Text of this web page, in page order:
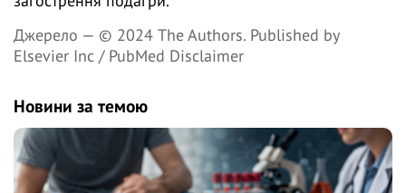
Джерело — © 2024 The Authors. Published by
Elsevier Inc / PubMed Disclaimer
Новини за темою